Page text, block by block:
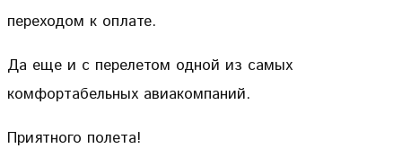
переходом к оплате.
Да еще и с перелетом одной из самых
комфортабельных авиакомпаний.
Приятного полета!